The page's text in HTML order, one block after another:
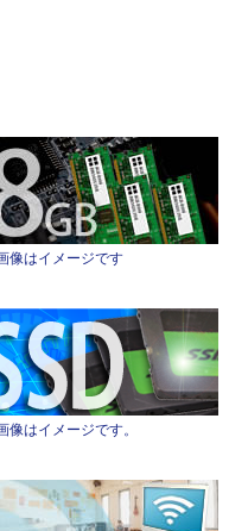
像はイメージです
像はイメージです。